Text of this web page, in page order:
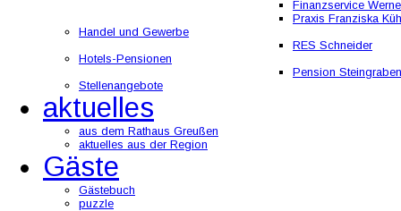
Finanzservice
Praxis Franziska
Handel und Gewerbe
RES Schneider
Hotels-Pensionen
Pension Steingraben
Stellenangebote
aktuelles
aus dem Rathaus Greußen
aktuelles aus der Region
Gäste
Gästebuch
puzzle